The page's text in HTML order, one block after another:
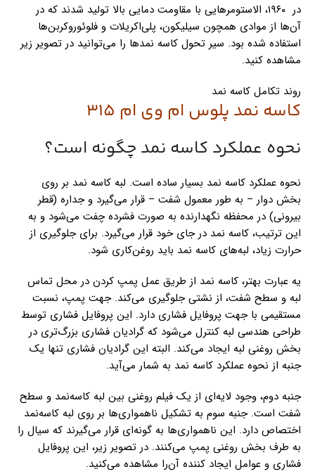
در ۱۹۶۰، الاستومرهایی با مقاومت دمایی بالا تولید شدند که در
آن‌ها از موادی همچون سیلیکون، پلی‌اکریلات و فلوئوروکربن‌ها
استفاده شده بود. سیر تحول کاسه نمدها را می‌توانید در تصویر زیر
مشاهده کنید.
روند تکامل کاسه نمد
کاسه نمد پلوس ام وی ام 315
نحوه عملکرد کاسه نمد چگونه است؟
نحوه عملکرد کاسه نمد بسیار ساده است. لبه کاسه نمد بر روی
بخش دوار – به طور معمول شفت – قرار می‌گیرد و جداره (قطر
بیرونی) در محفظه نگهدارنده به صورت فشرده چفت می‌شود و به
این ترتیب، کاسه نمد در جای خود قرار می‌گیرد. برای جلوگیری از
حرارت زیاد، لبه‌های کاسه نمد باید روغن‌کاری شود.
یه عبارت بهتر، کاسه نمد از طریق عمل پمپ کردن در محل تماس
لبه و سطح شفت، از نشتی جلوگیری می‌کند. جهت پمپ، نسبت
مستقیمی با جهت پروفایل فشاری دارد. این پروفایل فشاری توسط
طراحی هندسی لبه کنترل می‌شود که گرادیان فشاری بزرگ‌تری در
بخش روغنی لبه ایجاد می‌کند. البته این گرادیان فشاری تنها یک
جنبه از نحوه عملکرد کاسه نمد به شمار می‌آید.
جنبه دوم، وجود لایه‌ای از یک فیلم روغنی بین لبه کاسه‌نمد و سطح
شفت است. جنبه سوم به تشکیل ناهمواری‌ها بر روی لبه کاسه‌نمد
اختصاص دارد. این ناهمواری‌ها به گونه‌ای قرار می‌گیرند که سیال را
به طرف بخش روغنی پمپ می‌کنند. در تصویر زیر، این پروفایل
فشاری و عوامل ایجاد کننده آن‌‌را مشاهده می‌کنید.